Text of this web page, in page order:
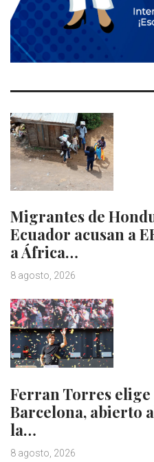
Migrantes de
Ecuador acusan a
a África…
8 agosto, 2026
Ferran Torres elige
Barcelona, abierto
la…
8 agosto, 2026